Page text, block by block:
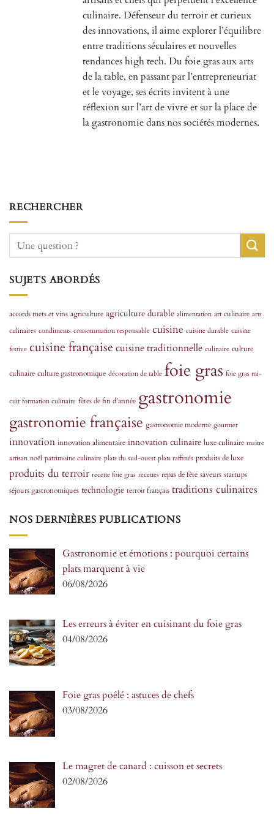
culinaire. Défenseur du terroir et curieux
des innovations, il aime explorer l’équilibre
entre traditions séculaires et nouvelles
tendances high tech. Du foie gras aux arts
de la table, en passant par l’entrepreneuriat
et le voyage, ses écrits invitent à une
réflexion sur l’art de vivre et sur la place de
la gastronomie dans nos sociétés modernes.
RECHERCHER
SUJETS ABORDÉS
accords mets et vins agriculture agriculture durable alimentation art culinaire arts
culinaires condiments consommation responsable cuisine cuisine durable cuisine
festive cuisine française cuisine traditionnelle culinaire culture
culinaire culture gastronomique décoration de table foie gras foie gras mi-
cuit formation culinaire fêtes de fin d’année gastronomie
gastronomie française gastronomie moderne gourmet
innovation innovation alimentaire innovation culinaire luxe culinaire maître
artisan noël patrimoine culinaire plats du sud-ouest plats raffinés produits de luxe
produits du terroir recette foie gras recettes repas de fête saveurs startups
séjours gastronomiques technologie terroir français traditions culinaires
NOS DERNIÈRES PUBLICATIONS
Gastronomie et émotions : pourquoi certains
plats marquent à vie
06/08/2026
Les erreurs à éviter en cuisinant du foie gras
04/08/2026
Foie gras poêlé : astuces de chefs
03/08/2026
Le magret de canard : cuisson et secrets
02/08/2026